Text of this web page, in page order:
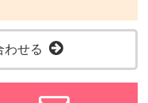
わせる